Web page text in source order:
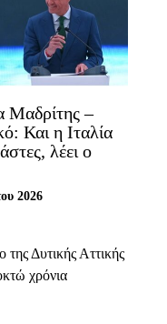
Μαδρίτης –
Και η Ιταλία
λέει ο
2026